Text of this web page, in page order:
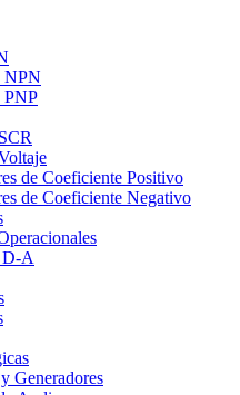
NPN
de Coeficiente Positivo
de Coeficiente Negativo
D-A
Generadores